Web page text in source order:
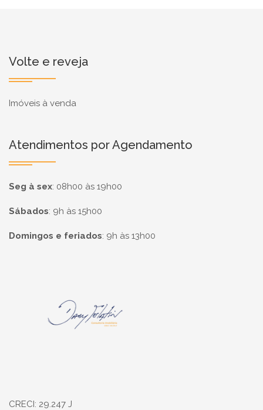
Volte e reveja
Imóveis à venda
Atendimentos por Agendamento
Seg à sex: 08h00 às 19h00
Sábados: 9h às 15h00
Domingos e feriados: 9h às 13h00
CRECI: 29.247 J